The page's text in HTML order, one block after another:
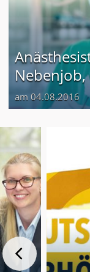
am 04.08.2016